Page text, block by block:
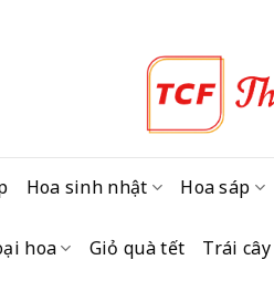
Hoa sinh nhật Hoa sáp
hoa Giỏ quà tết Trái cây